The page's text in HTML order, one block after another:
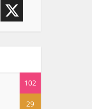
102
29